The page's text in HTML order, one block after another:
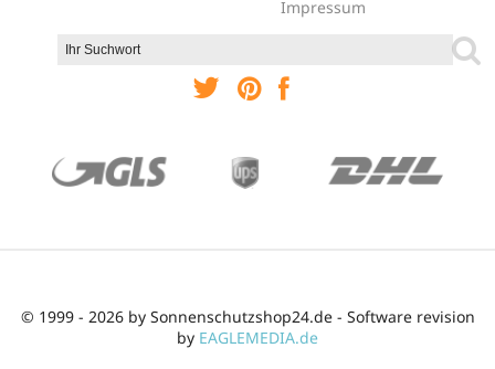
Impressum
© 1999 - 2026 by Sonnenschutzshop24.de - Software revision
by EAGLEMEDIA.de